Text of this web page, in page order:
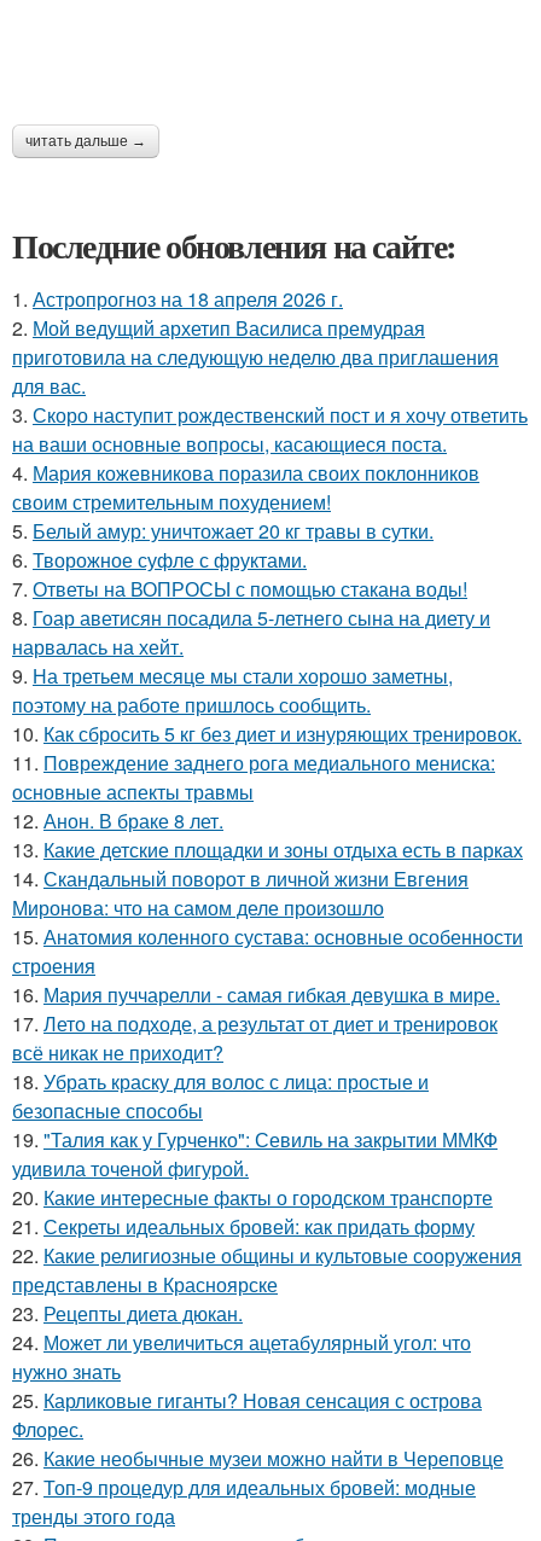
читать дальше →
Последние обновления на сайте:
1. Астропрогноз на 18 апреля 2026 г.
2. Мой ведущий архетип Василиса премудрая
приготовила на следующую неделю два приглашения
для вас.
3. Скоро наступит рождественский пост и я хочу ответить
на ваши основные вопросы, касающиеся поста.
4. Мария кожевникова поразила своих поклонников
своим стремительным похудением!
5. Белый амур: уничтожает 20 кг травы в сутки.
6. Творожное суфле с фруктами.
7. Ответы на ВОПРОСЫ с помощью стакана воды!
8. Гоар аветисян посадила 5-летнего сына на диету и
нарвалась на хейт.
9. На третьем месяце мы стали хорошо заметны,
поэтому на работе пришлось сообщить.
10. Как сбросить 5 кг без диет и изнуряющих тренировок.
11. Повреждение заднего рога медиального мениска:
основные аспекты травмы
12. Анон. В браке 8 лет.
13. Какие детские площадки и зоны отдыха есть в парках
14. Скандальный поворот в личной жизни Евгения
Миронова: что на самом деле произошло
15. Анатомия коленного сустава: основные особенности
строения
16. Мария пуччарелли - самая гибкая девушка в мире.
17. Лето на подходе, а результат от диет и тренировок
всё никак не приходит?
18. Убрать краску для волос с лица: простые и
безопасные способы
19. "Талия как у Гурченко": Севиль на закрытии ММКФ
удивила точеной фигурой.
20. Какие интересные факты о городском транспорте
21. Секреты идеальных бровей: как придать форму
22. Какие религиозные общины и культовые сооружения
представлены в Красноярске
23. Рецепты диета дюкан.
24. Может ли увеличиться ацетабулярный угол: что
нужно знать
25. Карликовые гиганты? Новая сенсация с острова
Флорес.
26. Какие необычные музеи можно найти в Череповце
27. Топ-9 процедур для идеальных бровей: модные
тренды этого года